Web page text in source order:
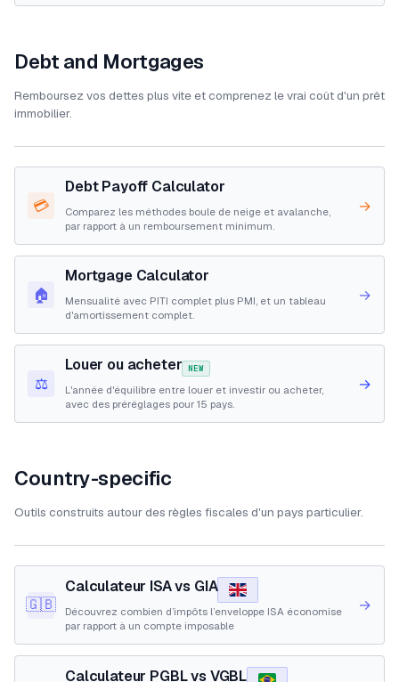
Debt and Mortgages
Remboursez vos dettes plus vite et comprenez le vrai coût d'un prêt
immobilier.
💳
Debt Payoff Calculator
Comparez les méthodes boule de neige et avalanche,
par rapport à un remboursement minimum.
→
🏠
Mortgage Calculator
Mensualité avec PITI complet plus PMI, et un tableau
d'amortissement complet.
→
⚖️
Louer ou acheter NEW
L'année d'équilibre entre louer et investir ou acheter,
avec des préréglages pour 15 pays.
→
Country-specific
Outils construits autour des règles fiscales d'un pays particulier.
🇬🇧
Calculateur ISA vs GIA
Découvrez combien d’impôts l’enveloppe ISA économise
par rapport à un compte imposable
→
Calculateur PGBL vs VGBL